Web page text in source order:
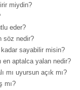
miydin?
eder?
söz nedir?
sayabilir misin?
en aptalca yalan nedir?
mı uyursun açık mı?
mı?